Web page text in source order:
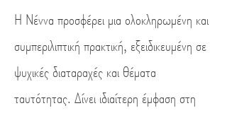
Η Νέννα προσφέρει μια ολοκληρωμένη και
συμπεριλιπτική πρακτική, εξειδικευμένη σε
ψυχικές διαταραχές και θέματα
ταυτότητας. Δίνει ιδιαίτερη έμφαση στη